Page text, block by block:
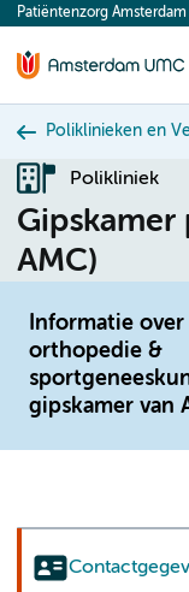
content
Patiëntenzorg Amsterdam
Poliklinieken en
Polikliniek
AMC)
Informatie
orthopedie &
gipskamer van